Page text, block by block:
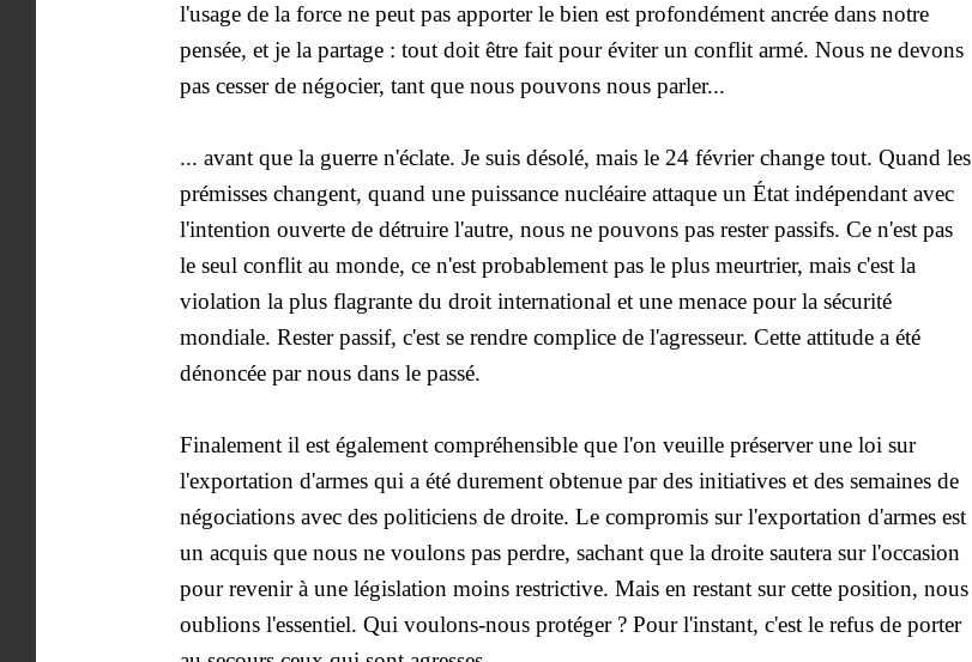
l'usage de la force ne peut pas apporter le bien est profondément ancrée dans notre
pensée, et je la partage : tout doit être fait pour éviter un conflit armé. Nous ne devons
pas cesser de négocier, tant que nous pouvons nous parler...
... avant que la guerre n'éclate. Je suis désolé, mais le 24 février change tout. Quand les
prémisses changent, quand une puissance nucléaire attaque un État indépendant avec
l'intention ouverte de détruire l'autre, nous ne pouvons pas rester passifs. Ce n'est pas
le seul conflit au monde, ce n'est probablement pas le plus meurtrier, mais c'est la
violation la plus flagrante du droit international et une menace pour la sécurité
mondiale. Rester passif, c'est se rendre complice de l'agresseur. Cette attitude a été
dénoncée par nous dans le passé.
Finalement il est également compréhensible que l'on veuille préserver une loi sur
l'exportation d'armes qui a été durement obtenue par des initiatives et des semaines de
négociations avec des politiciens de droite. Le compromis sur l'exportation d'armes est
un acquis que nous ne voulons pas perdre, sachant que la droite sautera sur l'occasion
pour revenir à une législation moins restrictive. Mais en restant sur cette position, nous
oublions l'essentiel. Qui voulons-nous protéger ? Pour l'instant, c'est le refus de porter